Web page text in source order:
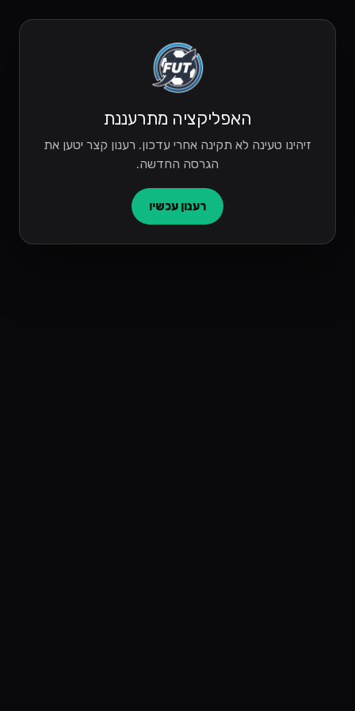
האפליקציה מתרעננת
זיהינו טעינה לא תקינה אחרי עדכון. רענון קצר יטען את
הגרסה החדשה.
רענון עכשיו